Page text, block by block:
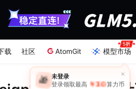
载 社区 AtomGit 模型市场